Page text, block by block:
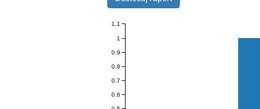
0.6
0.7
0.8
0.9
1
1.1